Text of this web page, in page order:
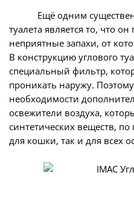
Ещё одним
туалета является то, что
неприятные запахи, от
В конструкцию углового
специальный фильтр,
проникать наружу.
необходимости
освежители воздуха,
синтетических веществ,
для кошки, так и для всех